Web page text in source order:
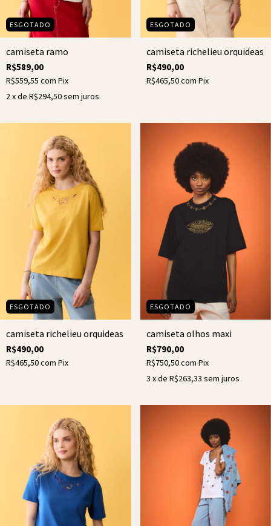
ESGOTADO
camiseta ramo
R$589,00
R$559,55 com Pix
2x de R$294,50sem juros
ESGOTADO
camiseta richelieu orquideas
R$490,00
R$465,50com Pix
ESGOTADO
camiseta richelieu orquideas
R$490,00
R$465,50com Pix
ESGOTADO
camiseta olhos maxi
R$790,00
R$750,50com Pix
3 x de R$263,33 sem juros